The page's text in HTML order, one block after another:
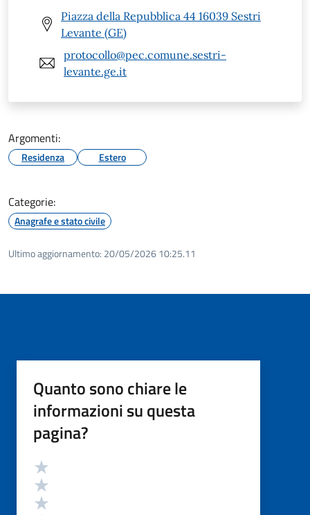
Piazza della Repubblica 44 16039 Sestri
Levante (GE)
protocollo@pec.comune.sestri-
levante.ge.it
Argomenti:
Residenza Estero
Categorie:
Anagrafe e stato civile
Ultimo aggiornamento: 20/05/2026 10:25.11
Quanto sono chiare le
informazioni su questa
pagina?
Valutazione